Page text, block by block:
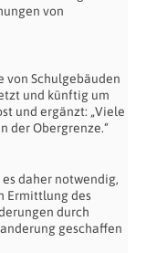
von
von Schulgebäuden
und künftig um
und ergänzt: „Viele
der Obergrenze.“
daher notwendig,
Ermittlung des
durch
geschaffen